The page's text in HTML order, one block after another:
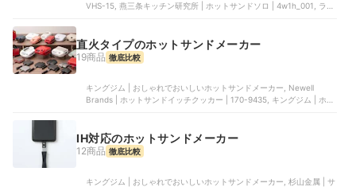
VHS-15, 燕三条キッチン研究所 | ホットサンドソロ | ‎4w1h_001, ラド
ヤマ | マルチサンドメーカーダブルサイズ | ‎IMS-902
直火タイプのホットサンドメーカー
19商品 徹底比較
キングジム | おしゃれでおいしいホットサンドメーカー, Newell
Brands | ホットサンドイッチクッカー | 170-9435, キングジム | ホッ
IH対応のホットサンドメーカー
12商品 徹底比較
キングジム | おしゃれでおいしいホットサンドメーカー, 杉山金属 | サ